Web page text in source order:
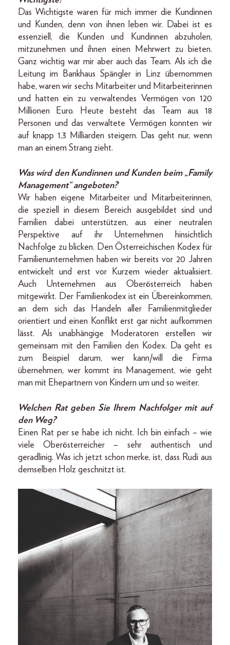
Das Wichtigste waren für mich immer die Kundinnen
und Kunden, denn von ihnen leben wir. Dabei ist es
essenziell, die Kunden und Kundinnen abzuholen,
mitzunehmen und ihnen einen Mehrwert zu bieten.
Ganz wichtig war mir aber auch das Team. Als ich die
Leitung im Bankhaus Spängler in Linz übernommen
habe, waren wir sechs Mitarbeiter und Mitarbeiterinnen
und hatten ein zu verwaltendes Vermögen von 120
Millionen Euro. Heute besteht das Team aus 18
Personen und das verwaltete Vermögen konnten wir
auf knapp 1,3 Milliarden steigern. Das geht nur, wenn
man an einem Strang zieht.
Was wird den Kundinnen und Kunden beim „Family
Management“ angeboten?
Wir haben eigene Mitarbeiter und Mitarbeiterinnen,
die speziell in diesem Bereich ausgebildet sind und
Familien dabei unterstützen, aus einer neutralen
Perspektive auf ihr Unternehmen hinsichtlich
Nachfolge zu blicken. Den Österreichischen Kodex für
Familienunternehmen haben wir bereits vor 20 Jahren
entwickelt und erst vor Kurzem wieder aktualisiert.
Auch Unternehmen aus Oberösterreich haben
mitgewirkt. Der Familienkodex ist ein Übereinkommen,
an dem sich das Handeln aller Familienmitglieder
orientiert und einen Konflikt erst gar nicht aufkommen
lässt. Als unabhängige Moderatoren erstellen wir
gemeinsam mit den Familien den Kodex. Da geht es
zum Beispiel darum, wer kann/will die Firma
übernehmen, wer kommt ins Management, wie geht
man mit Ehepartnern von Kindern um und so weiter.
Welchen Rat geben Sie Ihrem Nachfolger mit auf
den Weg?
Einen Rat per se habe ich nicht. Ich bin einfach – wie
viele Oberösterreicher – sehr authentisch und
geradlinig. Was ich jetzt schon merke, ist, dass Rudi aus
demselben Holz geschnitzt ist.